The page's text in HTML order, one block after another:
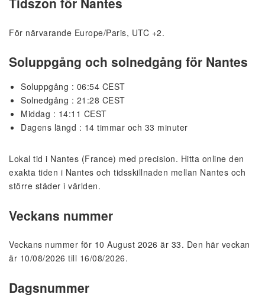
För närvarande Europe/Paris, UTC +2.
Soluppgång och solnedgång för Nantes
Soluppgång : 06:54 CEST
Solnedgång : 21:28 CEST
Middag : 14:11 CEST
Dagens längd : 14 timmar och 33 minuter
Lokal tid i Nantes (France) med precision. Hitta online den
exakta tiden i Nantes och tidsskillnaden mellan Nantes och
större städer i världen.
Veckans nummer
Veckans nummer för 10 August 2026 är 33. Den här veckan
är 10/08/2026 till 16/08/2026.
Dagsnummer